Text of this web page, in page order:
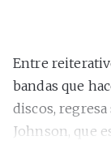
Entre
bandas que
discos,
Johnson, que